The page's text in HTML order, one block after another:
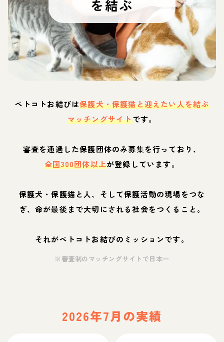
を結ぶ
ペトコトお結びは保護犬・保護猫と迎えたい人を結ぶ
マッチングサイトです。
審査を通過した保護団体のみ募集を行っており、
全国300団体以上が登録しています。
保護犬・保護猫と人、そして保護活動の現場をつな
ぎ、命が最後まで大切にされる社会をつくること。
それがペトコトお結びのミッションです。
※審査制のマッチングサイトで日本一
2026年7月の実績